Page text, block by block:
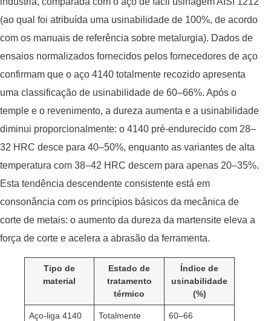
(ao qual foi atribuída uma usinabilidade de 100%, de acordo
com os manuais de referência sobre metalurgia). Dados de
ensaios normalizados fornecidos pelos fornecedores de aço
confirmam que o aço 4140 totalmente recozido apresenta
uma classificação de usinabilidade de 60–66%. Após o
temple e o revenimento, a dureza aumenta e a usinabilidade
diminui proporcionalmente: o 4140 pré-endurecido com 28–
32 HRC desce para 40–50%, enquanto as variantes de alta
temperatura com 38–42 HRC descem para apenas 20–35%.
Esta tendência descendente consistente está em
consonância com os princípios básicos da mecânica de
corte de metais: o aumento da dureza da martensite eleva a
força de corte e acelera a abrasão da ferramenta.
Tipo de
material
Estado de
tratamento
térmico
Índice de
usinabilidade
(%)
Aço-liga 4140
Totalmente
60–66